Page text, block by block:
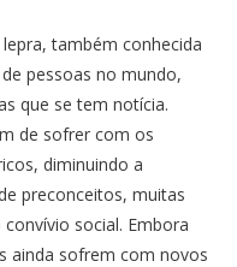
também conhecida
pessoas no mundo,
que se tem notícia.
de sofrer com os
diminuindo a
preconceitos, muitas
social. Embora
ainda sofrem com novos